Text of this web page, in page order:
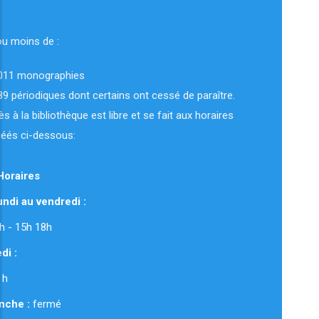
moins de :
monographies
périodiques dont certains ont cessé de paraître.
à la bibliothèque est libre et se fait aux horaires
ci-dessous:
au vendredi :
12h - 15h 18h
:
: fermé